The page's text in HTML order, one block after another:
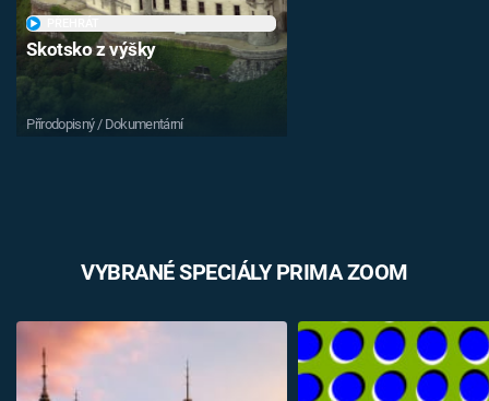
Skotsko z výšky
Přírodopisný / Dokumentární
VYBRANÉ SPECIÁLY PRIMA ZOOM